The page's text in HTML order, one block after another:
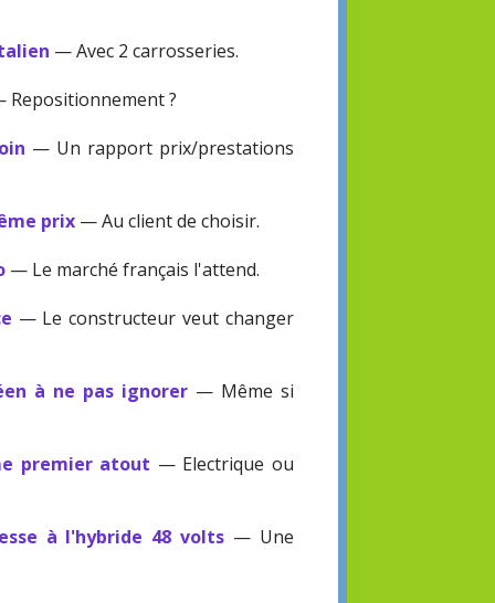
— Avec 2 carrosseries.
Repositionnement ?
— Un rapport prix/prestations
prix — Au client de choisir.
— Le marché français l'attend.
— Le constructeur veut changer
à ne pas ignorer— Même si
premier atout — Electrique ou
à l'hybride 48 volts — Une